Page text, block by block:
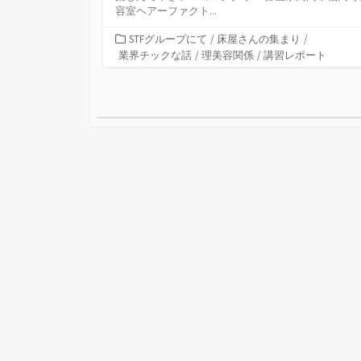
容室ヘアーファクト...
カ
テ
STFグループにて / 床屋さんの集まり /
業界チックな話 / 理美容関係 / 講習レポート